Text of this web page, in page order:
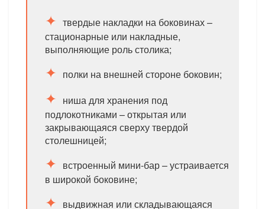
твердые накладки на боковинах –
стационарные или накладные,
выполняющие роль столика;
полки на внешней стороне боковин;
ниша для хранения под
подлокотниками – открытая или
закрывающаяся сверху твердой
столешницей;
встроенный мини-бар – устраивается
в широкой боковине;
выдвижная или складывающаяся